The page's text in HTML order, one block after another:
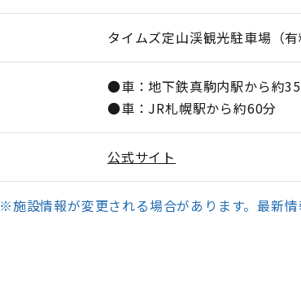
タイムズ定山渓観光駐車場（
●車：地下鉄真駒内駅から約
●車：JR札幌駅から約60分
公式サイト
※施設情報が変更される場合があります。最新